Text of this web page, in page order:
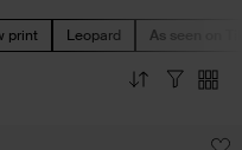
print Leopard As seen on